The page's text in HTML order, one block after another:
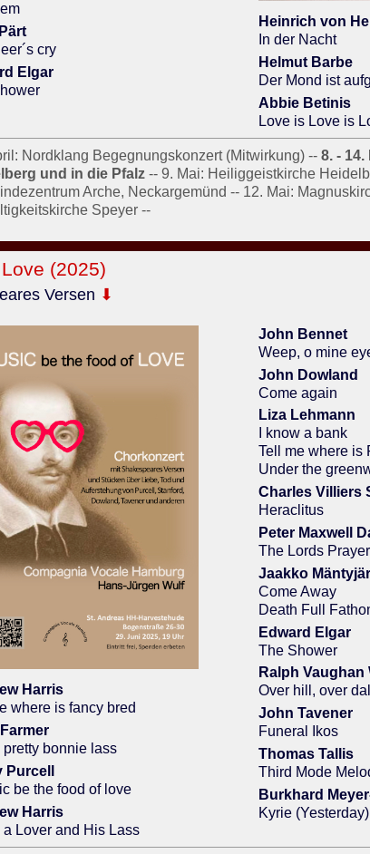
Heinrich von
In der Nacht
Helmut Barbe
Der Mond ist
Abbie Betinis
Love is Love is
cry
Elgar
Nordklang Begegnungskonzert (Mitwirkung) -- 8. -
und in die Pfalz -- 9. Mai: Heiliggeistkirche
Arche, Neckargemünd -- 12. Mai:
Speyer --
(2025)
Versen ⬇
Harris
where is fancy bred
pretty bonnie lass
Purcell
be the food of love
Harris
a Lover and His Lass
John Bennet
Weep, o mine
John Dowland
Come again
Liza Lehmann
I know a bank
Tell me where is
Under the
Charles Villiers
Heraclitus
Peter Maxwell
The Lords Prayer
Jaakko
Come Away
Death Full
Edward Elgar
The Shower
Ralph Vaughan
Over hill, over
John Tavener
Funeral Ikos
Thomas Tallis
Third Mode
Burkhard
Kyrie (Yesterday)